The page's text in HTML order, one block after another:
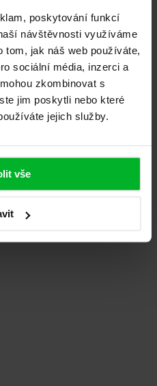
poskytování funkcí
návštěvnosti využíváme
tom, jak náš web používáte,
sociální média, inzerci a
zkombinovat s
jim poskytli nebo které
jejich služby.
vše
formáty: JPG, PNG.
údajů
lodžii
slevu až -5%. Platí pouze